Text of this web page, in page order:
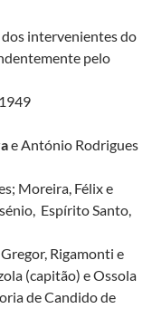
intervenientes do
pelo
e António Rodrigues
Moreira, Félix e
Espírito Santo,
Rigamonti e
(capitão) e Ossola
de Candido de